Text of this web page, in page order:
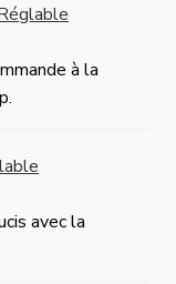
à la
avec la